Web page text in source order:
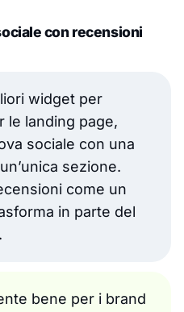
con recensioni
widget per
le landing page,
sociale con una
sezione.
come un
in parte del
bene per i brand